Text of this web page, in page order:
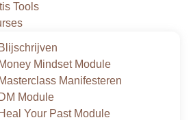
Tools
Blijschrijven
Money Mindset Module
Masterclass Manifesteren
DM Module
Heal Your Past Module